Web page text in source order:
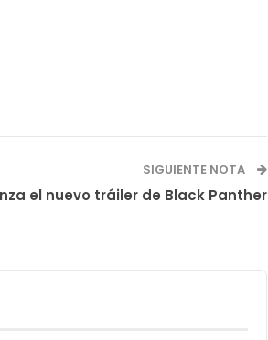
SIGUIENTE NOTA
el nuevo tráiler de Black Panther